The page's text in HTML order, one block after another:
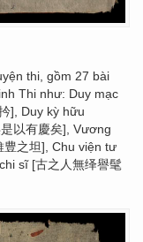
thi, gồm 27 bài
Thi như: Duy mạc
], Duy kỳ hữu
以有慶矣], Vương
之坦], Chu viện tư
sĩ [古之人無绎譽髦